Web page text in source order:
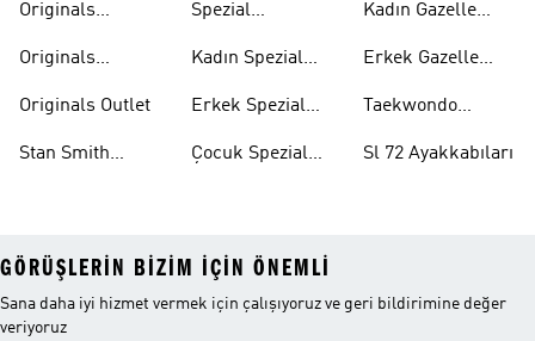
Originals
Originals
Originals Outlet
Stan Smith
Spezial
Kadın Spezial
Erkek Spezial
Çocuk Spezial
Kadın Gazelle
Erkek Gazelle
Taekwondo
Sl 72 Ayakkabıları
GÖRÜŞLERIN BIZIM IÇIN ÖNEMLI
Sana daha iyi hizmet vermek için çalışıyoruz ve geri bildirimine değer
veriyoruz